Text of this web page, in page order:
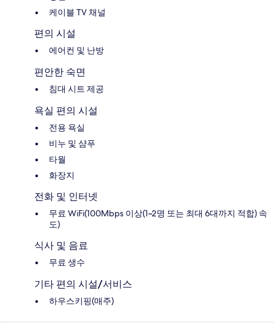
케이블 TV 채널
편의 시설
에어컨 및 난방
편안한 숙면
침대 시트 제공
욕실 편의 시설
전용 욕실
비누 및 샴푸
타월
화장지
전화 및 인터넷
무료 WiFi(100Mbps 이상(1~2명 또는 최대 6대까지 적합) 속
도)
식사 및 음료
무료 생수
기타 편의 시설/서비스
하우스키핑(매주)